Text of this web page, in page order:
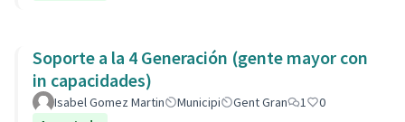
Soporte a la 4 Generación (gente mayor con
in capacidades)
Isabel Gomez Martin Municipi Gent Gran 1
0